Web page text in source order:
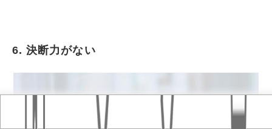
6. 決断力がない
おすすめ記事